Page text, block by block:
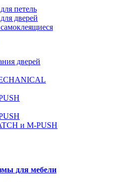
петель
дверей
дверей
и M-PUSH
для мебели